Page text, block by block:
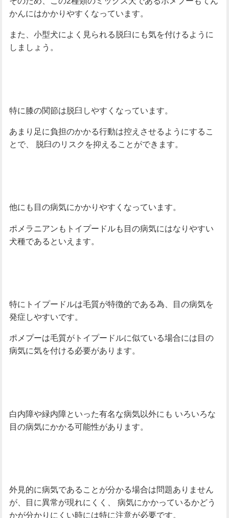
かんにはかかりやすくなっています。
また、小型犬によく見られる脱臼にも気を付けるように
しましょう。
特に膝の関節は脱臼しやすくなっています。
あまり足に負担のかかる行動は控えさせるようにするこ
とで、
脱臼のリスクを抑えることができます。
他にも目の病気にかかりやすくなっています。
ポメラニアンもトイプードルも目の病気にはなりやすい
犬種であるといえます。
特にトイプードルは毛質が特徴的である為、目の病気を
発症しやすいです。
ポメプーは毛質がトイプードルに似ている場合には目の
病気に気を付ける必要があります。
白内障や緑内障といった有名な病気以外にも いろいろな
目の病気にかかる可能性があります。
外見的に病気であることが分かる場合は問題ありません
が、目に異常が現れにくく、
病気にかかっているかどう
かが分かりにくい時には特に注意が必要です。